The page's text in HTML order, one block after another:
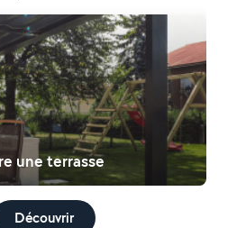
une terrasse
Découvrir